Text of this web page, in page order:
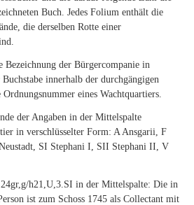
Buch. Jedes Folium enthält die
die derselben Rotte einer
der Bürgercompanie in
innerhalb der durchgängigen
eines Wachtquartiers.
der Angaben in der Mittelspalte
in verschlüsselter Form: A Ansgarii, F
SI Stephani I, SII Stephani II, V
h21,U,3.SI in der Mittelspalte: Die in
ist zum Schoss 1745 als Collectant mit